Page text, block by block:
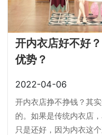
开内衣店好不好
优势？
2022-04-06
开内衣店挣不挣钱？其
的。如果是传统内衣店
只是还好，因为内衣这